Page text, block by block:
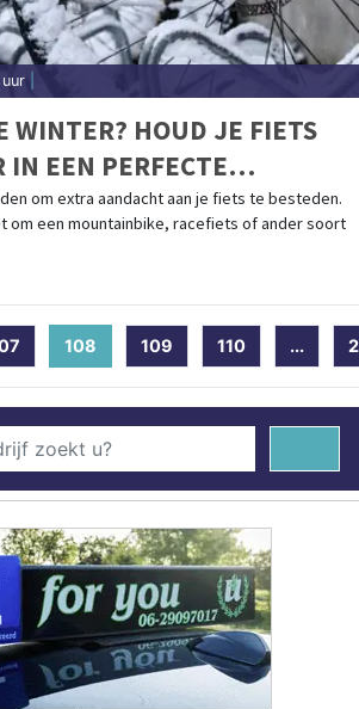
WINTER? HOUD JE FIETS
IN EEN PERFECTE
om extra aandacht aan je fiets te besteden.
om een mountainbike, racefiets of ander soort
108 (current)
109 110 ...